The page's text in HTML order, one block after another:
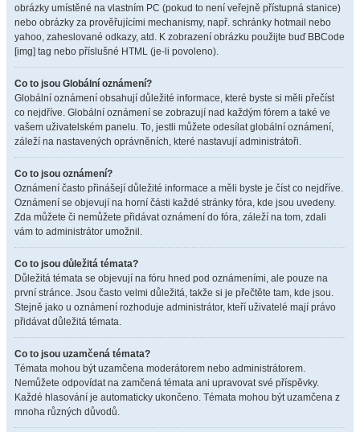
obrázky umístěné na vlastním PC (pokud to není veřejně přístupná stanice)
nebo obrázky za prověřujícími mechanismy, např. schránky hotmail nebo
yahoo, zaheslované odkazy, atd. K zobrazení obrázku použijte buď BBCode
[img] tag nebo příslušné HTML (je-li povoleno).
Co to jsou Globální oznámení?
Globální oznámení obsahují důležité informace, které byste si měli přečíst
co nejdříve. Globální oznámení se zobrazují nad každým fórem a také ve
vašem uživatelském panelu. To, jestli můžete odesílat globální oznámení,
záleží na nastavených oprávněních, které nastavují administrátoři.
Co to jsou oznámení?
Oznámení často přinášejí důležité informace a měli byste je číst co nejdříve.
Oznámení se objevují na horní části každé stránky fóra, kde jsou uvedeny.
Zda můžete či nemůžete přidávat oznámení do fóra, záleží na tom, zdali
vám to administrátor umožnil.
Co to jsou důležitá témata?
Důležitá témata se objevují na fóru hned pod oznámeními, ale pouze na
první stránce. Jsou často velmi důležitá, takže si je přečtěte tam, kde jsou.
Stejně jako u oznámení rozhoduje administrátor, kteří uživatelé mají právo
přidávat důležitá témata.
Co to jsou uzamčená témata?
Témata mohou být uzamčena moderátorem nebo administrátorem.
Nemůžete odpovídat na zamčená témata ani upravovat své příspěvky.
Každé hlasování je automaticky ukončeno. Témata mohou být uzamčena z
mnoha různých důvodů.